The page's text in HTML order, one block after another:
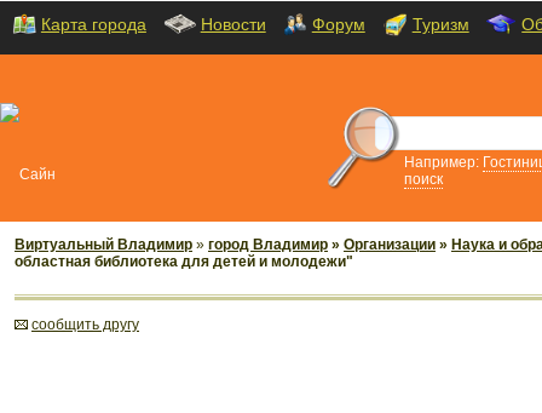
Карта города Новости Форум Туризм
Например:
поиск
Виртуальный Владимир » город Владимир » Организации » Наука и
областная библиотека для детей и молодежи"
cообщить другу